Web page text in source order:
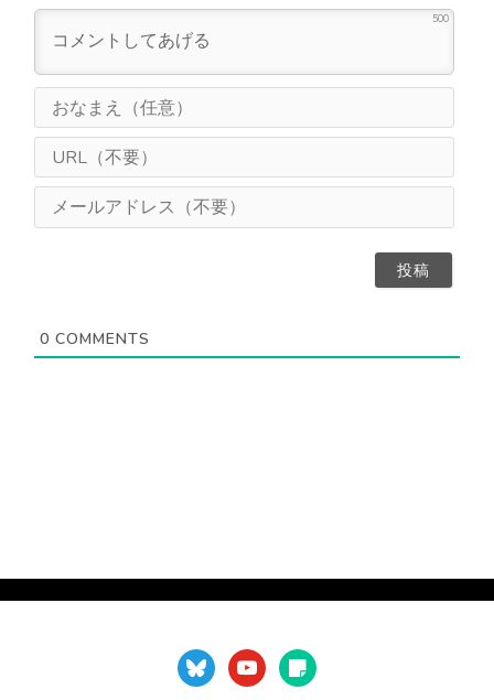
500
ま
（
意
L
（
0 COMMENTS
blueskyyoutubesticky-
note